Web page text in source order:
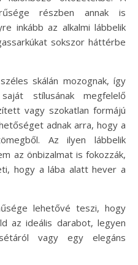
részben annak is
inkább az alkalmi lábbelik
sokszor háttérbe
skálán mozognak, így
stílusának megfelelő
vagy szokatlan formájú
adnak arra, hogy a
Az ilyen lábbelik
az önbizalmat is fokozzák,
hogy a lába alatt hever a
lehetővé teszi, hogy
az ideális darabot, legyen
vagy egy elegáns